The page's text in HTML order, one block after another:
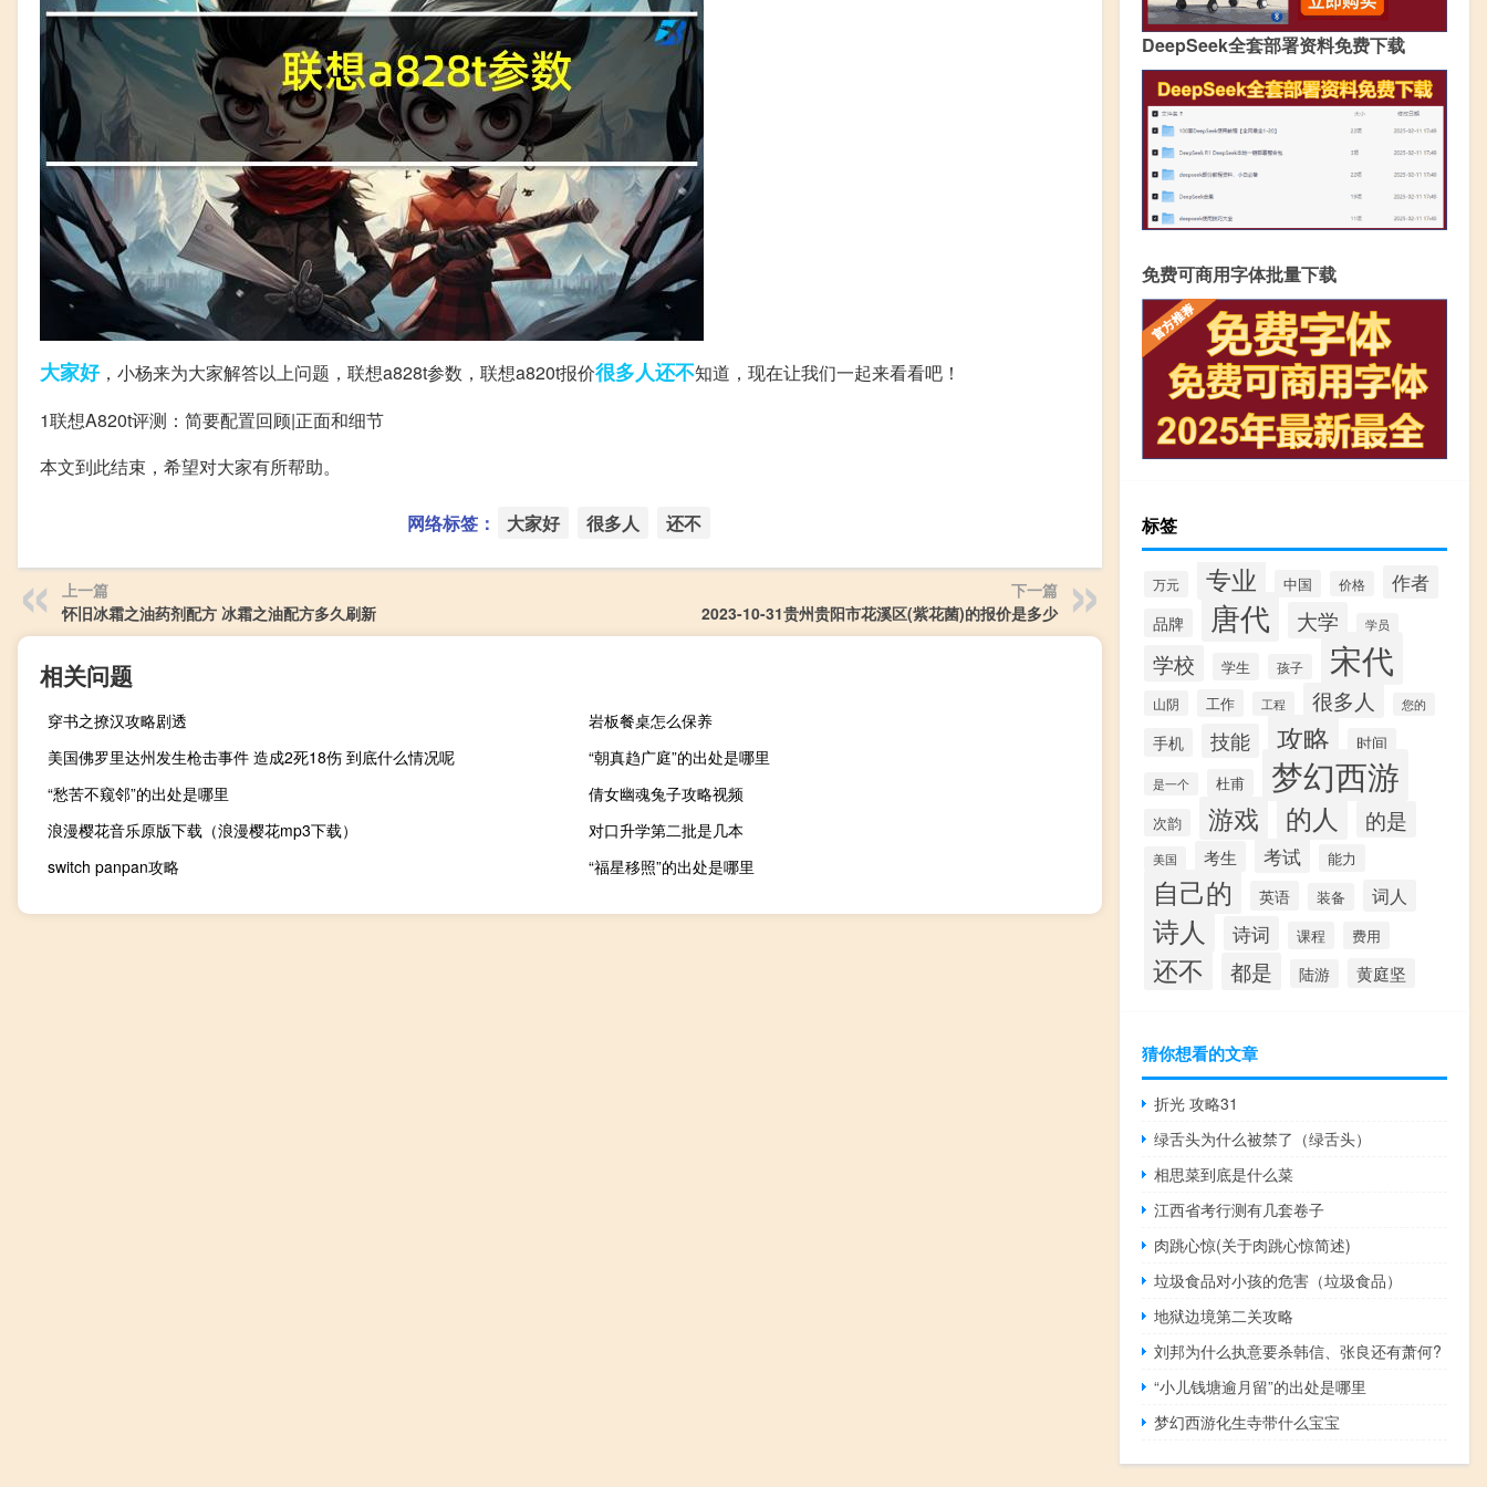
大家好，小杨来为大家解答以上问题，联想a828t参数，联想a820t报价很多人还不知道，现在让我们一起来看看吧！
1联想A820t评测：简要配置回顾|正面和细节
本文到此结束，希望对大家有所帮助。
网络标签： 大家好 很多人 还不
上一篇
怀旧冰霜之油药剂配方 冰霜之油配方多久刷新
下一篇
2023-10-31贵州贵阳市花溪区(紫花菌)的报价是多少
相关问题
穿书之撩汉攻略剧透
岩板餐桌怎么保养
美国佛罗里达州发生枪击事件 造成2死18伤 到底什么情况呢
“朝真趋广庭”的出处是哪里
“愁苦不窥邻”的出处是哪里
倩女幽魂兔子攻略视频
浪漫樱花音乐原版下载（浪漫樱花mp3下载）
对口升学第二批是几本
switch panpan攻略
“福星移照”的出处是哪里
DeepSeek全套部署资料免费下载
免费可商用字体批量下载
标签
万元 专业 中国 价格 作者
品牌 唐代 大学 学员
学校 学生 孩子 宋代
山阴 工作 工程 很多人 您的
手机 技能 攻略 时间
是一个 杜甫 梦幻西游
次韵 游戏 的人 的是
美国 考生 考试 能力
自己的 英语 装备 词人
诗人 诗词 课程 费用
还不 都是 陆游 黄庭坚
猜你想看的文章
折光 攻略31
绿舌头为什么被禁了（绿舌头）
相思菜到底是什么菜
江西省考行测有几套卷子
肉跳心惊(关于肉跳心惊简述)
垃圾食品对小孩的危害（垃圾食品）
地狱边境第二关攻略
刘邦为什么执意要杀韩信、张良还有萧何?
“小儿钱塘逾月留”的出处是哪里
梦幻西游化生寺带什么宝宝